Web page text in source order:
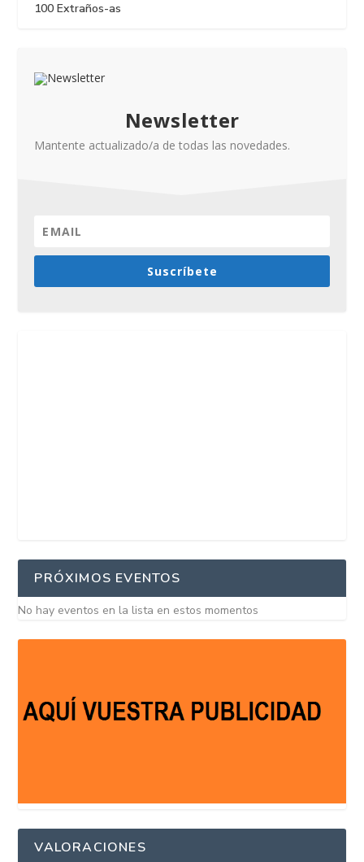
100 Extraños-as
Newsletter
Mantente actualizado/a de todas las novedades.
Suscríbete
PRÓXIMOS EVENTOS
No hay eventos en la lista en estos momentos
VALORACIONES